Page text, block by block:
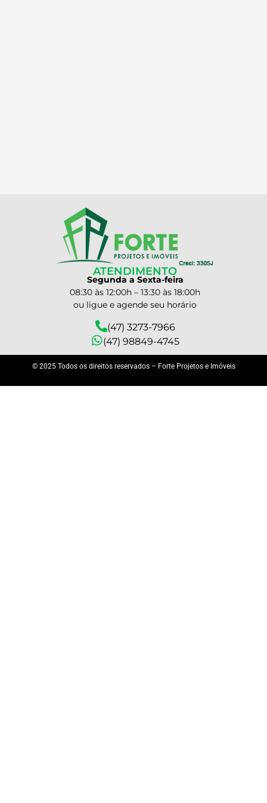
ATENDIMENTO
Segunda a Sexta-feira
08:30 às 12:00h – 13:30 às 18:00h
ou ligue e agende seu horário
(47) 3273-7966
(47) 98849-4745
© 2025 Todos os direitos reservados – Forte Projetos e Imóveis